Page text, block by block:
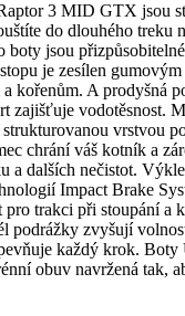
3 MID GTX jsou
do dlouhého treku
boty jsou
je zesílen
kořenům. A prodyšná
zajišťuje vodotěsnost.
vrstvou
chrání váš kotník a
a dalších nečistot.
Impact Brake
trakci při stoupání a
podrážky zvyšují
každý krok.
obuv navržená tak,